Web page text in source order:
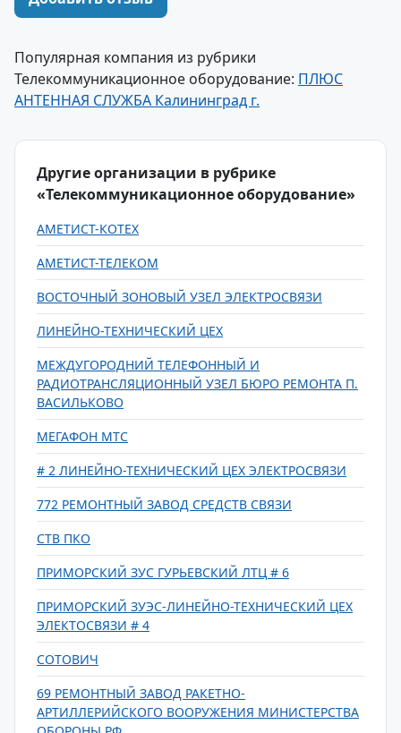
Популярная компания из рубрики
Телекоммуникационное оборудование: ПЛЮС
АНТЕННАЯ СЛУЖБА Калининград г.
Другие организации в рубрике
«Телекоммуникационное оборудование»
АМЕТИСТ-КОТЕХ
АМЕТИСТ-ТЕЛЕКОМ
ВОСТОЧНЫЙ ЗОНОВЫЙ УЗЕЛ ЭЛЕКТРОСВЯЗИ
ЛИНЕЙНО-ТЕХНИЧЕСКИЙ ЦЕХ
МЕЖДУГОРОДНИЙ ТЕЛЕФОННЫЙ И
РАДИОТРАНСЛЯЦИОННЫЙ УЗЕЛ БЮРО РЕМОНТА П.
ВАСИЛЬКОВО
МЕГАФОН МТС
# 2 ЛИНЕЙНО-ТЕХНИЧЕСКИЙ ЦЕХ ЭЛЕКТРОСВЯЗИ
772 РЕМОНТНЫЙ ЗАВОД СРЕДСТВ СВЯЗИ
СТВ ПКО
ПРИМОРСКИЙ ЗУС ГУРЬЕВСКИЙ ЛТЦ # 6
ПРИМОРСКИЙ ЗУЭС-ЛИНЕЙНО-ТЕХНИЧЕСКИЙ ЦЕХ
ЭЛЕКТОСВЯЗИ # 4
СОТОВИЧ
69 РЕМОНТНЫЙ ЗАВОД РАКЕТНО-
АРТИЛЛЕРИЙСКОГО ВООРУЖЕНИЯ МИНИСТЕРСТВА